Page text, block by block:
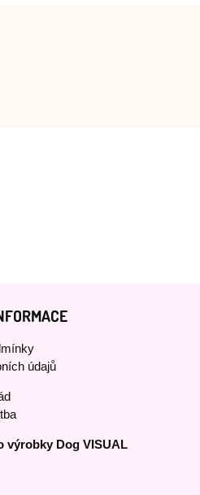
údajů
výrobky Dog VISUAL